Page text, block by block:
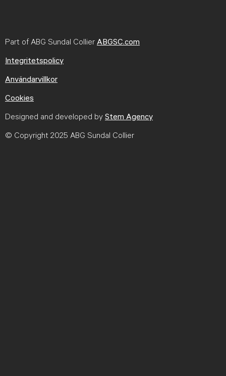
Part of ABG Sundal Collier ABGSC.com
Integritetspolicy
Användarvillkor
Cookies
Designed and developed by Stem Agency
© Copyright 2025 ABG Sundal Collier